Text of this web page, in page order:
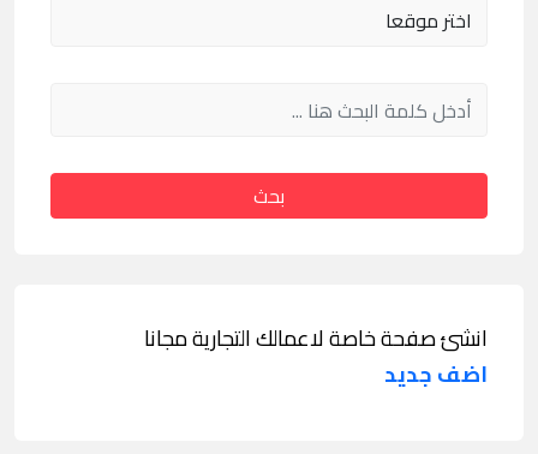
بحث
انشئ صفحة خاصة لاعمالك التجارية مجانا
اضف جديد